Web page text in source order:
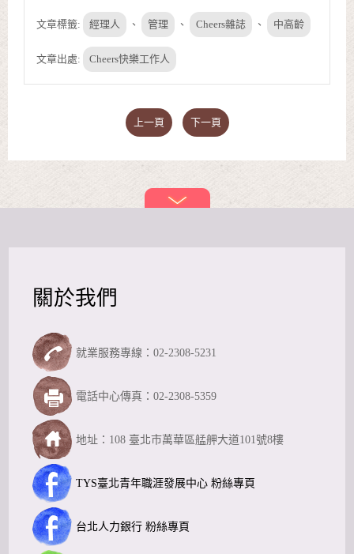
文章標籤: 經理人 、 管理 、 Cheers雜誌 、 中高齡
文章出處: Cheers快樂工作人
上一頁 下一頁
關於我們
就業服務專線：02-2308-5231
TYS臺北青年職涯發展中心 粉絲專頁
電話中心傳真：02-2308-5359
台北人力銀行 粉絲專頁
地址：108 臺北市萬華區艋舺大道101號8樓